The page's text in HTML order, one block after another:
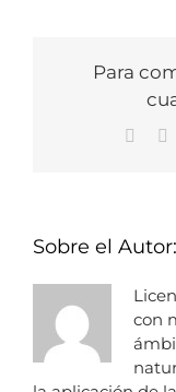
Para
Sobre el Autor:
con